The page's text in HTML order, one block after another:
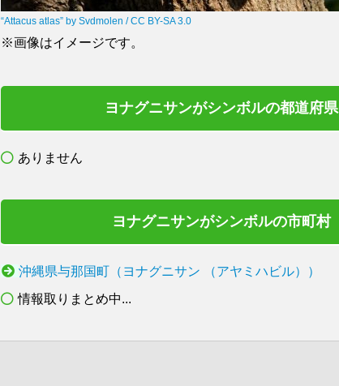
“Attacus atlas” by Svdmolen / CC BY-SA 3.0
※画像はイメージです。
ヨナグニサンがシンボルの都道府県
ありません
ヨナグニサンがシンボルの市町村
沖縄県与那国町（ヨナグニサン （アヤミハビル））
情報取りまとめ中...